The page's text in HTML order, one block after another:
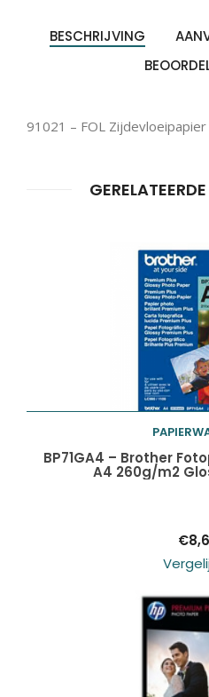
BESCHRIJVING
91021 – FOL
Toevoegen
BP71GA4 – Brother
A4 260g/m2
€